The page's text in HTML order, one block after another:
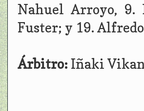
Nahuel Arroyo, 9.
Fuster; y 19.
Árbitro: Iñaki